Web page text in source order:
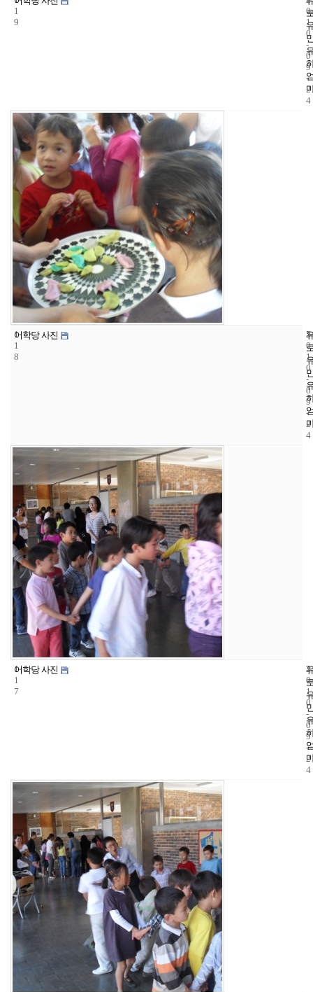
1
9
0
1
0
-
0
9
-
2
4
1
1
8
어학당 사진 5
2
0
1
0
-
0
9
-
2
4
1
1
7
어학당 사진 3
2
0
1
0
-
0
9
-
2
4